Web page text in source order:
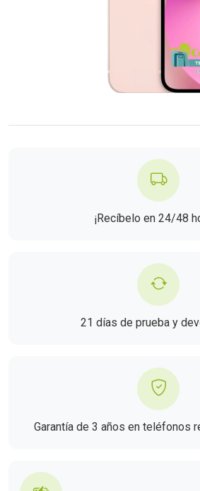
¡Recíbelo en 24/48
21 días de prueba y
Garantía de 3 años en teléfonos